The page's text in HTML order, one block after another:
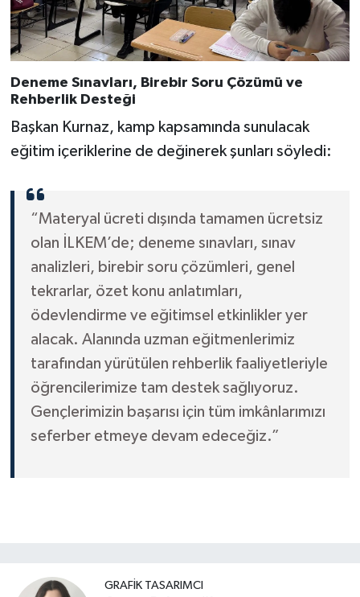
Deneme Sınavları, Birebir Soru Çözümü ve
Rehberlik Desteği
Başkan Kurnaz, kamp kapsamında sunulacak
eğitim içeriklerine de değinerek şunları söyledi:
“Materyal ücreti dışında tamamen ücretsiz
olan İLKEM’de; deneme sınavları, sınav
analizleri, birebir soru çözümleri, genel
tekrarlar, özet konu anlatımları,
ödevlendirme ve eğitimsel etkinlikler yer
alacak. Alanında uzman eğitmenlerimiz
tarafından yürütülen rehberlik faaliyetleriyle
öğrencilerimize tam destek sağlıyoruz.
Gençlerimizin başarısı için tüm imkânlarımızı
seferber etmeye devam edeceğiz.”
GRAFIK TASARIMCI